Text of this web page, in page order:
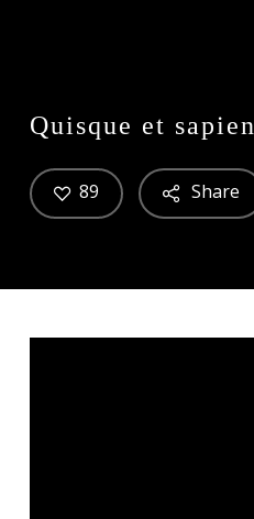
Quisque et sapien
Share
89